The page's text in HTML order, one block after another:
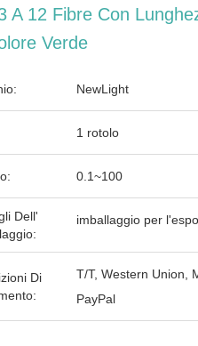
A 12 Fibre Con
Verde
NewLight
1 rotolo
0.1~100
Dell'
imballaggio per
Di
T/T, Western Union,
PayPal